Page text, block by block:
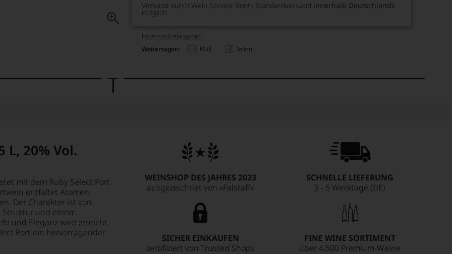
Versand durch Wein Service Bonn, Standardversand innerhalb Deutschlands
möglich
Lebensmittel­angaben
Weitersagen:
Mail Teilen
L, 20% Vol.
mit dem Ruby Select Port
entfaltet Aromen
Der Charakter ist von
und einem
und Eleganz wird erreicht.
Port ein hervorragender
WEINSHOP DES JAHRES 2023
ausgezeichnet von »Falstaff«
SCHNELLE LIEFERUNG
3 - 5 Werktage (DE)
SICHER EINKAUFEN
zertifiziert von Trusted Shops
FINE WINE SORTIMENT
über 4.500 Premium-Weine